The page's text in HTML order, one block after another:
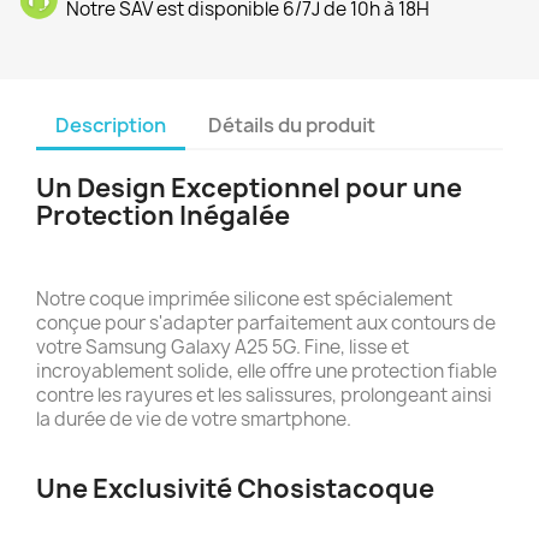
Notre SAV est disponible 6/7J de 10h à 18H
Description Détails du produit
Un Design Exceptionnel pour une
Protection Inégalée
Notre coque imprimée silicone est spécialement
conçue pour s'adapter parfaitement aux contours de
votre Samsung Galaxy A25 5G. Fine, lisse et
incroyablement solide, elle offre une protection fiable
contre les rayures et les salissures, prolongeant ainsi
la durée de vie de votre smartphone.
Une Exclusivité Chosistacoque